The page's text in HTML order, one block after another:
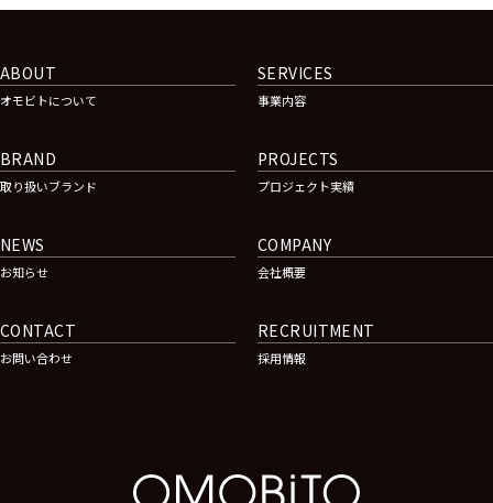
ABOUT
オモビトについて
SERVICES
事業内容
BRAND
取り扱いブランド
PROJECTS
プロジェクト実績
NEWS
お知らせ
COMPANY
会社概要
CONTACT
お問い合わせ
RECRUITMENT
採用情報